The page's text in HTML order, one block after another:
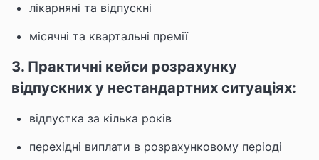
лікарняні та відпускні
місячні та квартальні премії
3. Практичні кейси розрахунку
відпускних у нестандартних ситуаціях:
відпустка за кілька років
перехідні виплати в розрахунковому періоді